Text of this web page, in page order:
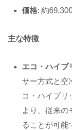
価格: 約
主な特徴
エコ・ハイブ
サー方式と空
コ・ハイブリ
より、従来の
ることが可能